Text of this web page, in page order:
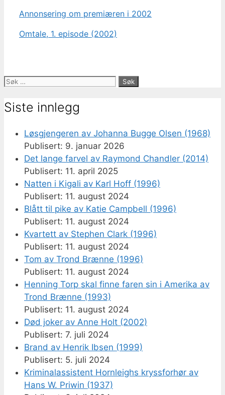
Annonsering om premiæren i 2002
Omtale, 1. episode (2002)
Søk
Siste innlegg
Løsgjengeren av Johanna Bugge Olsen (1968)
9. januar 2026
Det lange farvel av Raymond Chandler (2014)
11. april 2025
Natten i Kigali av Karl Hoff (1996)
11. august 2024
Blått til pike av Katie Campbell (1996)
11. august 2024
Kvartett av Stephen Clark (1996)
11. august 2024
Tom av Trond Brænne (1996)
11. august 2024
Henning Torp skal finne faren sin i Amerika av
Trond Brænne (1993)
11. august 2024
Død joker av Anne Holt (2002)
7. juli 2024
Brand av Henrik Ibsen (1999)
5. juli 2024
Kriminalassistent Hornleighs kryssforhør av
Hans W. Priwin (1937)